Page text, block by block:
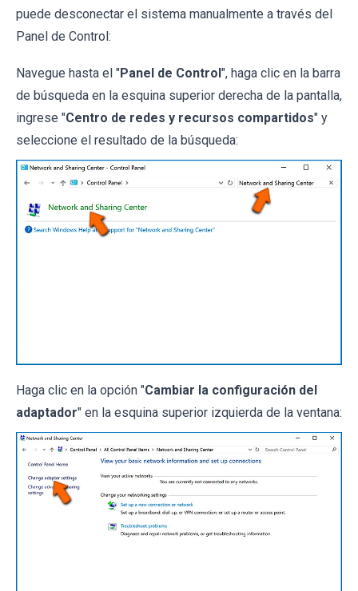
puede desconectar el sistema manualmente a través del
Panel de Control:
Navegue hasta el "Panel de Control", haga clic en la barra
de búsqueda en la esquina superior derecha de la pantalla,
ingrese "Centro de redes y recursos compartidos" y
seleccione el resultado de la búsqueda:
Haga clic en la opción "Cambiar la configuración del
adaptador" en la esquina superior izquierda de la ventana: